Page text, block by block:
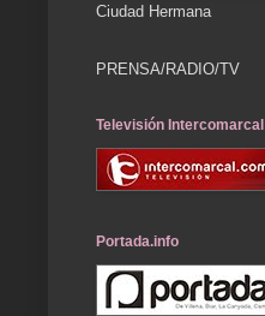
Ciudad Hermana
PRENSA/RADIO/TV
Televisión Intercomarcal
Portada.info